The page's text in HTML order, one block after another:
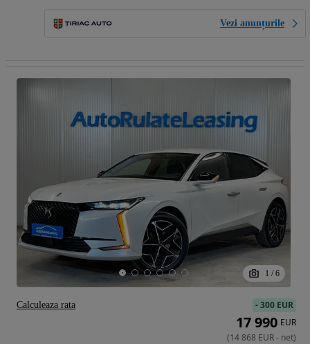
Vezi anunțurile
1 / 6
-300 EUR
17 990 EUR
(14 868 EUR- net)
Calculeaza rata